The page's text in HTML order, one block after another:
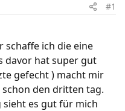
#1
schaffe ich die eine
davor hat super gut
gefecht ) macht mir
den dritten tag.
sieht es gut für mich